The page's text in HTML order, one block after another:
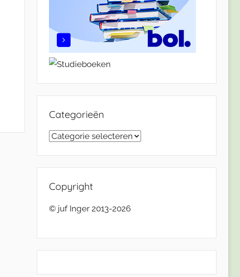
Categorieën
Categorieën
Copyright
© juf Inger 2013-2026